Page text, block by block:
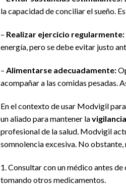
la capacidad de conciliar el sueño.
– Realizar ejercicio regularmente:
energía, pero se debe evitar justo
– Alimentarse adecuadamente:
acompañar a las comidas pesadas.
En el contexto de usar Modvigil
un aliado para mantener lavigilancia
profesional de la salud. Modvigil
somnolencia excesiva. No
1. Consultar con un médico antes
tomando otros medicamentos.